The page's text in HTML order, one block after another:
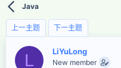
Java
上一主题 下一主题
L LiYuLong
New member